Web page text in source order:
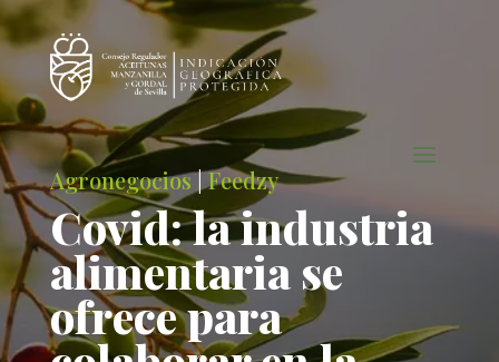
Agronegocios|Feedzy
Covid: la industria
alimentaria se
ofrece para